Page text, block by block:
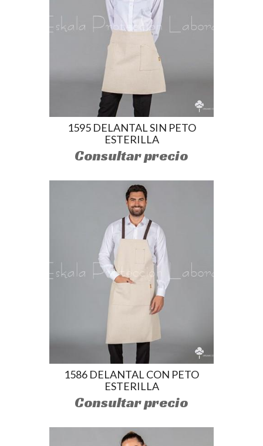
1595 DELANTAL SIN PETO
ESTERILLA
Consultar precio
1586 DELANTAL CON PETO
ESTERILLA
Consultar precio